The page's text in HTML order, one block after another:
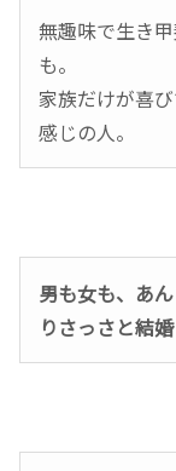
無趣味で生き
も。
家族だけが喜
感じの人。
男も女も、あ
りさっさと結